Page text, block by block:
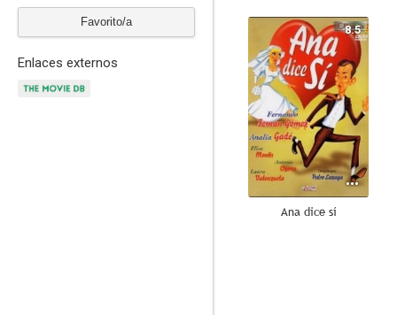
Favorito/a
Enlaces externos
8.5
Ana dice sí